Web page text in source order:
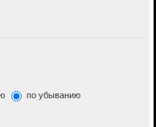
по убыванию